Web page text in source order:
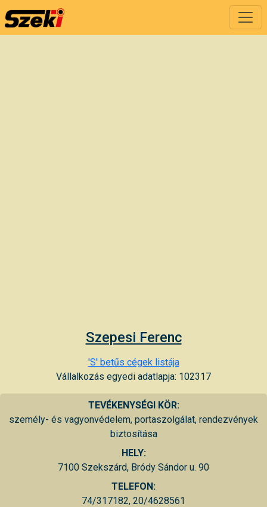
Szepesi Ferenc
'S' betűs cégek listája
Vállalkozás egyedi adatlapja: 102317
TEVÉKENYSÉGI KÖR:
személy- és vagyonvédelem, portaszolgálat, rendezvények
biztosítása
HELY:
7100 Szekszárd, Bródy Sándor u. 90
TELEFON:
74/317182, 20/4628561